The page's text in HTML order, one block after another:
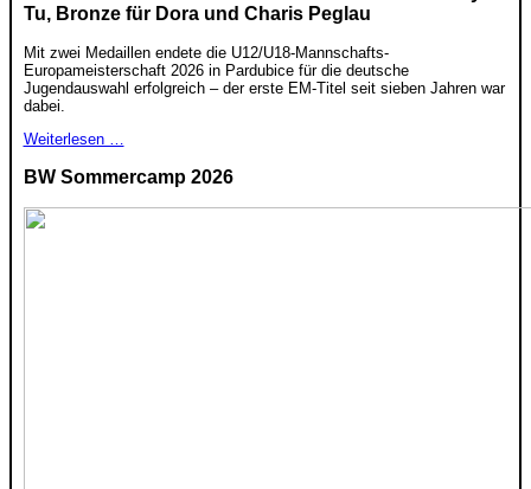
Tu, Bronze für Dora und Charis Peglau
Mit zwei Medaillen endete die U12/U18-Mannschafts-
Europameisterschaft 2026 in Pardubice für die deutsche
Jugendauswahl erfolgreich – der erste EM-Titel seit sieben Jahren war
dabei.
Weiterlesen …
BW Sommercamp 2026